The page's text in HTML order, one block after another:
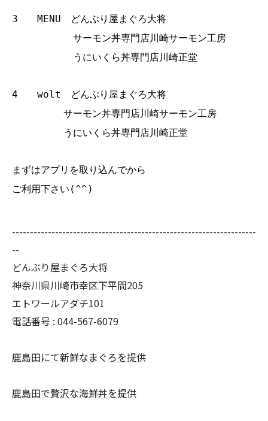
3 MENU どんぶり屋まぐろ大将
サーモン丼専門店川崎サーモン工房
うにいくら丼専門店川崎正堂
4 wolt どんぶり屋まぐろ大将
サーモン丼専門店川崎サーモン工房
うにいくら丼専門店川崎正堂
まずはアプリを取り込んでから
ご利用下さい(^^)
--------------------------------------------------------------------
--
どんぶり屋まぐろ大将
神奈川県川崎市幸区下平間205
エトワールアダチ101
電話番号 : 044-567-6079
鹿島田にて新鮮なまぐろを提供
鹿島田で贅沢な海鮮丼を提供